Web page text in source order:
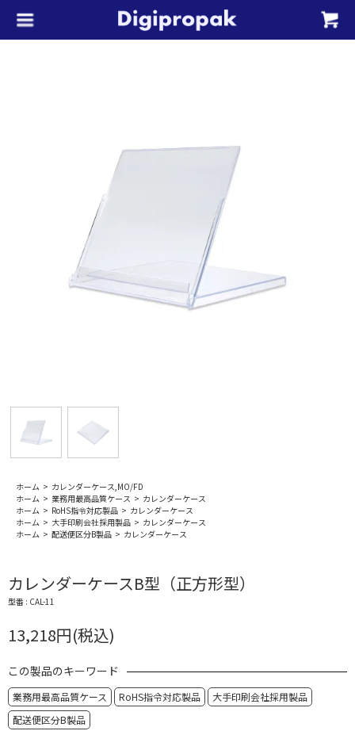
ホーム > カレンダーケース,MO/FD
ホーム > 業務用最高品質ケース > カレンダーケース
ホーム > RoHS指令対応製品 > カレンダーケース
ホーム > 大手印刷会社採用製品 > カレンダーケース
ホーム > 配送便区分B製品 > カレンダーケース
カレンダーケースB型（正方形型）
型番 : CAL-11
13,218円(税込)
この製品のキーワード
業務用最高品質ケース RoHS指令対応製品
大手印刷会社採用製品
配送便区分B製品